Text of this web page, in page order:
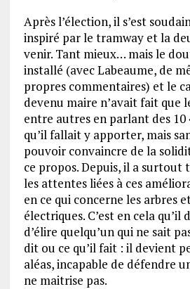
Après l’élection, il s’est
inspiré par le tramway et la
venir. Tant mieux… mais le
installé (avec Labeaume, de
propres commentaires) et le
devenu maire n’avait fait que
entre autres en parlant des 10
qu’il fallait y apporter, mais
pouvoir convaincre de la
ce propos. Depuis, il a surtout
les attentes liées à ces
en ce qui concerne les arbres
électriques. C’est en cela
d’élire quelqu’un qui ne sait
dit ou ce qu’il fait : il devient
aléas, incapable de défendre
ne maitrise pas.